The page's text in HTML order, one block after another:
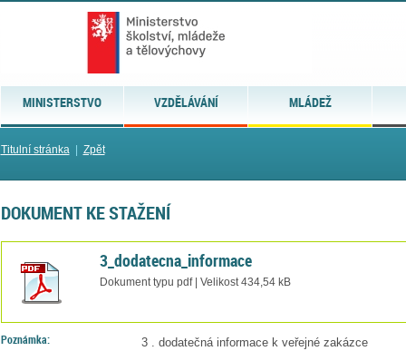
MINISTERSTVO VZDĚLÁVÁNÍ MLÁDEŽ
Titulní stránka| Zpět
DOKUMENT KE STAŽENÍ
3_dodatecna_informace
Dokument typu pdf | Velikost 434,54 kB
Poznámka: 3 . dodatečná informace k veřejné zakázce